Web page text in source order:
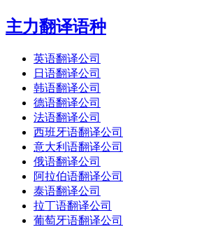
主力翻译语种
英语翻译公司
日语翻译公司
韩语翻译公司
德语翻译公司
法语翻译公司
西班牙语翻译公司
意大利语翻译公司
俄语翻译公司
阿拉伯语翻译公司
泰语翻译公司
拉丁语翻译公司
葡萄牙语翻译公司